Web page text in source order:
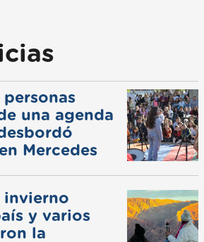
personas
una agenda
Mercedes
invierno
y varios
la